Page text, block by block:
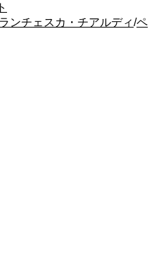
ンチェスカ・チアルディ/ペ